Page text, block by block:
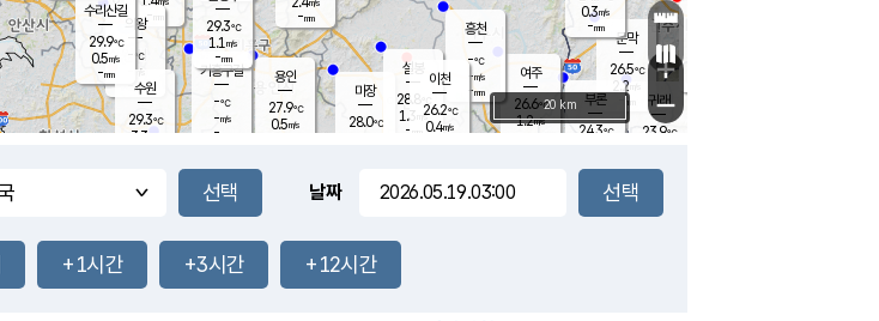
문막
26.5℃
2.2m/s
mm
부론
24.3℃
- mm
-mm
-mm
용인
27.9℃
0.5m/s
여주
26.6℃
1.2m/s
0.3m/s
-mm
-mm
장호원
27.8
℃
29.2℃
1.3m/s
-mm
흥천
-℃
-m/s
-mm
마장
28.0℃
의왕
- ℃
m/s
mm
설봉
28.8
1.3 m/s
- mm
-mm
기흥구갈
-℃
-m/s
-
수리산길
29.9℃
0.5m/s
-mm
29.3℃
1.1 m/s
-mm
귀래
23.9℃
이천
26.2℃
0.4m/s
수원
29.3℃
3.3 m/s
+
−
20 km
날짜
+1시간 +3시간 +12시간